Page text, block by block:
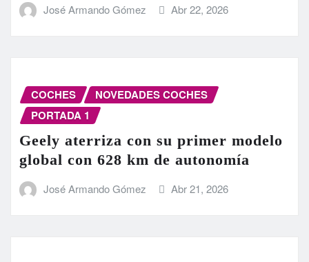
José Armando Gómez Abr 22, 2026
COCHES
NOVEDADES COCHES
PORTADA 1
Geely aterriza con su primer modelo
global con 628 km de autonomía
José Armando Gómez Abr 21, 2026